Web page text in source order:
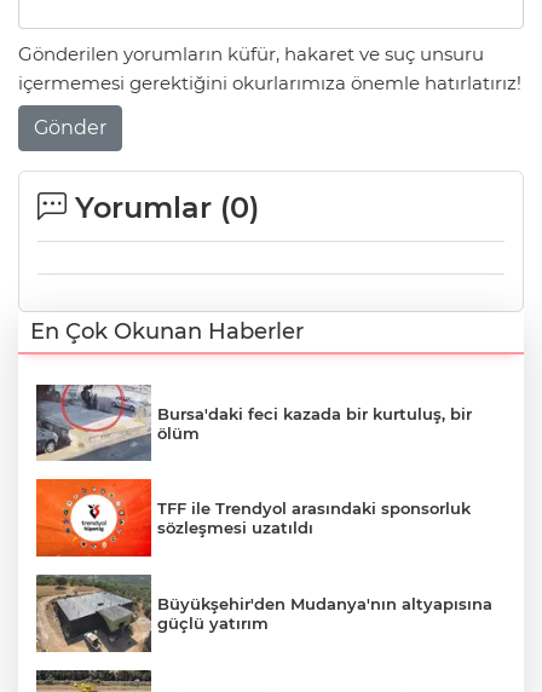
Gönderilen yorumların küfür, hakaret ve suç unsuru
içermemesi gerektiğini okurlarımıza önemle hatırlatırız!
Gönder
Yorumlar (0)
En Çok Okunan Haberler
Bursa'daki feci kazada bir kurtuluş, bir
ölüm
TFF ile Trendyol arasındaki sponsorluk
sözleşmesi uzatıldı
Büyükşehir'den Mudanya'nın altyapısına
güçlü yatırım